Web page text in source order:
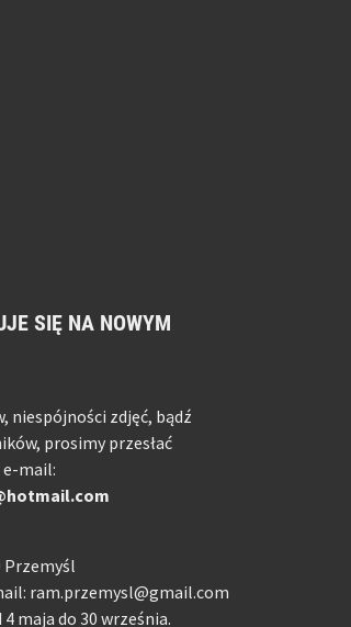
SIĘ NA NOWYM
niespójności zdjęć, bądź
prosimy przesłać
e-mail:
Przemyśl
ram.przemysl@gmail.com
maja do 30 września.